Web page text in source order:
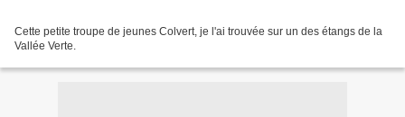
Cette petite troupe de jeunes Colvert, je l'ai trouvée sur un des étangs de la
Vallée Verte.